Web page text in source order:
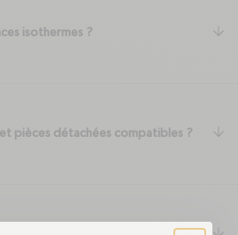
isothermes ?
pièces détachées compatibles ?